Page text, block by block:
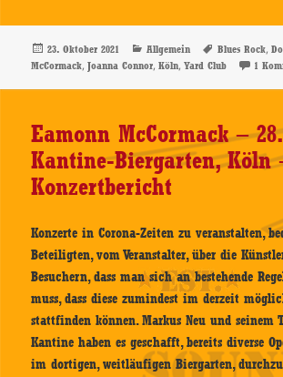
Veröffentlicht
am
23. Oktober 2021 Kategorien
Allgemein Blues Rock,
McCormack,Joanna Connor,Köln,Yard Club 1
Eamonn McCormack –
Kantine-Biergarten, Köln
Konzertbericht
Konzerte in Corona-Zeiten zu veranstalten,
Beteiligten, vom Veranstalter, über die
Besuchern, dass man sich an bestehende
muss, dass diese zumindest im derzeit
stattfinden können. Markus Neu und seinem
Kantine haben es geschafft, bereits diverse
im dortigen, weitläufigen Biergarten,